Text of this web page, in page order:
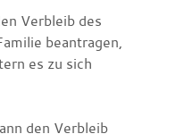
Verbleib des
beantragen,
es zu sich
den Verbleib